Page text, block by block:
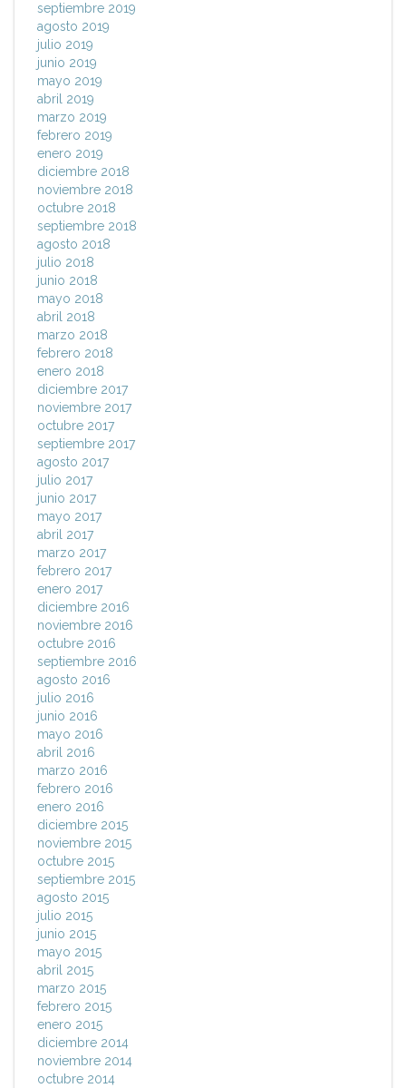
septiembre 2019
agosto 2019
julio 2019
junio 2019
mayo 2019
abril 2019
marzo 2019
febrero 2019
enero 2019
diciembre 2018
noviembre 2018
octubre 2018
septiembre 2018
agosto 2018
julio 2018
junio 2018
mayo 2018
abril 2018
marzo 2018
febrero 2018
enero 2018
diciembre 2017
noviembre 2017
octubre 2017
septiembre 2017
agosto 2017
julio 2017
junio 2017
mayo 2017
abril 2017
marzo 2017
febrero 2017
enero 2017
diciembre 2016
noviembre 2016
octubre 2016
septiembre 2016
agosto 2016
julio 2016
junio 2016
mayo 2016
abril 2016
marzo 2016
febrero 2016
enero 2016
diciembre 2015
noviembre 2015
octubre 2015
septiembre 2015
agosto 2015
julio 2015
junio 2015
mayo 2015
abril 2015
marzo 2015
febrero 2015
enero 2015
diciembre 2014
noviembre 2014
octubre 2014